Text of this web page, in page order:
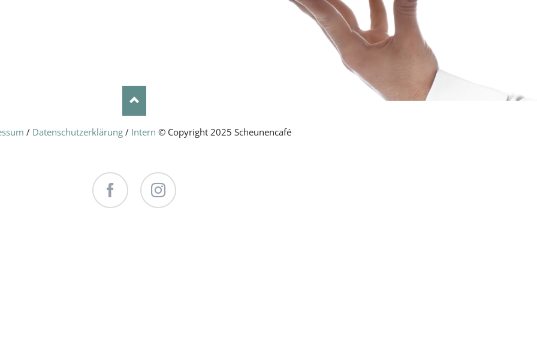
/ Datenschutzerklärung / Intern © Copyright 2025 Scheunencafé